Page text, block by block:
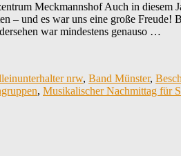
Meckmannshof Auch in diesem
– und es war uns eine große
war mindestens genauso …
nrw, Band Münster,
, Musikalischer Nachmittag für